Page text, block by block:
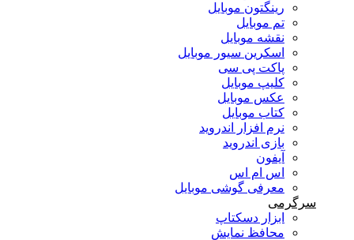
رینگتون موبایل
تم موبایل
نقشه موبایل
اسکرین سیور موبایل
پاکت پی سی
کلیپ موبایل
عکس موبایل
کتاب موبایل
نرم افزار اندروید
بازی اندروید
آیفون
اس ام اس
معرفی گوشی موبایل
سرگرمی
ابزار دسکتاپ
محافظ نمایش